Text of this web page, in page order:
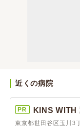
近くの病院
PR KINS WITH
東京都世田谷区玉川3